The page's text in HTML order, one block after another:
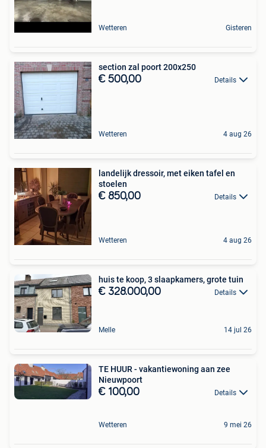
Wetteren Gisteren
section zal poort 200x250
€ 500,00 Details
Wetteren 4 aug 26
landelijk dressoir, met eiken tafel en
stoelen
€ 850,00 Details
Wetteren 4 aug 26
huis te koop, 3 slaapkamers, grote tuin
€ 328.000,00 Details
Melle 14 jul 26
TE HUUR - vakantiewoning aan zee
Nieuwpoort
€ 100,00 Details
Wetteren 9 mei 26